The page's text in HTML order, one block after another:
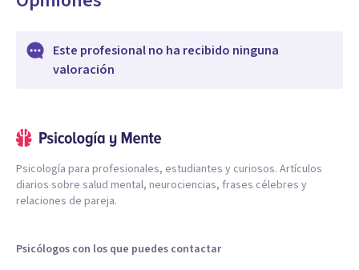
Este profesional no ha recibido ninguna
valoración
Psicología para profesionales, estudiantes y curiosos. Artículos
diarios sobre salud mental, neurociencias, frases célebres y
relaciones de pareja.
Psicólogos con los que puedes contactar